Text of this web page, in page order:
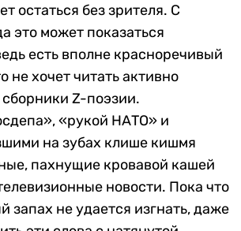
остаться без зрителя. С
это может показаться
есть вполне красноречивый
не хочет читать активно
Z-поэзии.
«рукой НАТО» и
на зубах клише кишмя
пахнущие кровавой кашей
новости. Пока что
запах не удается изгнать, даже